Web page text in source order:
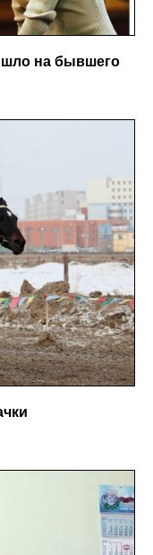
на бывшего